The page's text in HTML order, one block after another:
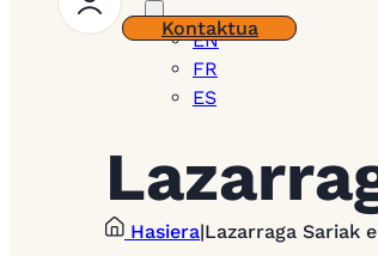
EN
FR
ES
Kontaktua
Hasiera|Lazarraga Sariak